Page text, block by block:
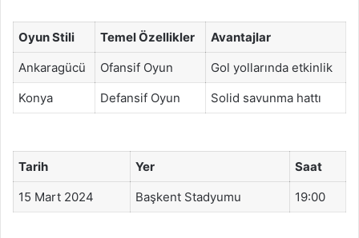
Oyun Stili Temel Özellikler
Avantajlar
Ankaragücü
Ofansif Oyun
Gol yollarında etkinlik
Konya
Defansif Oyun Solid savunma hattı
Tarih Yer
Saat
15 Mart 2024
Başkent Stadyumu 19:00